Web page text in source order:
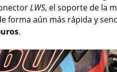
LWS, el soporte de la
forma aún más rápida y
.